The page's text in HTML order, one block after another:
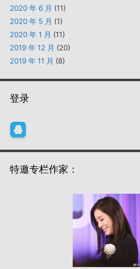
2020 年 6 月 (11)
2020 年 5 月 (1)
2020 年 1 月 (11)
2019 年 12 月 (20)
2019 年 11 月 (8)
登录
特邀专栏作家：